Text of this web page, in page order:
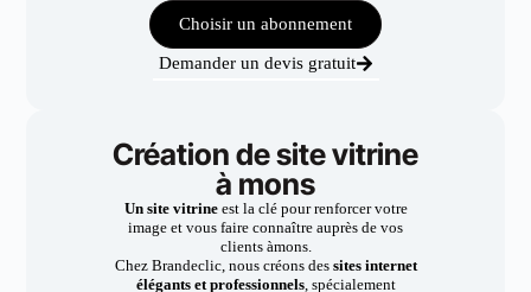
Choisir un abonnement
Demander un devis gratuit
Création de site vitrine
à mons
Un site vitrineest la clé pour renforcer votre
image et vous faire connaître auprès de vos
clients àmons.
Chez Brandeclic, nous créons dessites internet
élégants et professionnels, spécialement